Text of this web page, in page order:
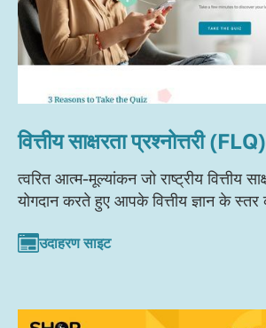
वित्तीय साक्षरता प्रश्नोत्तरी (FLQ)
त्वरित आत्म-मूल्यांकन जो राष्ट्रीय वित्तीय
योगदान करते हुए आपके वित्तीय ज्ञान के
उदाहरण साइट